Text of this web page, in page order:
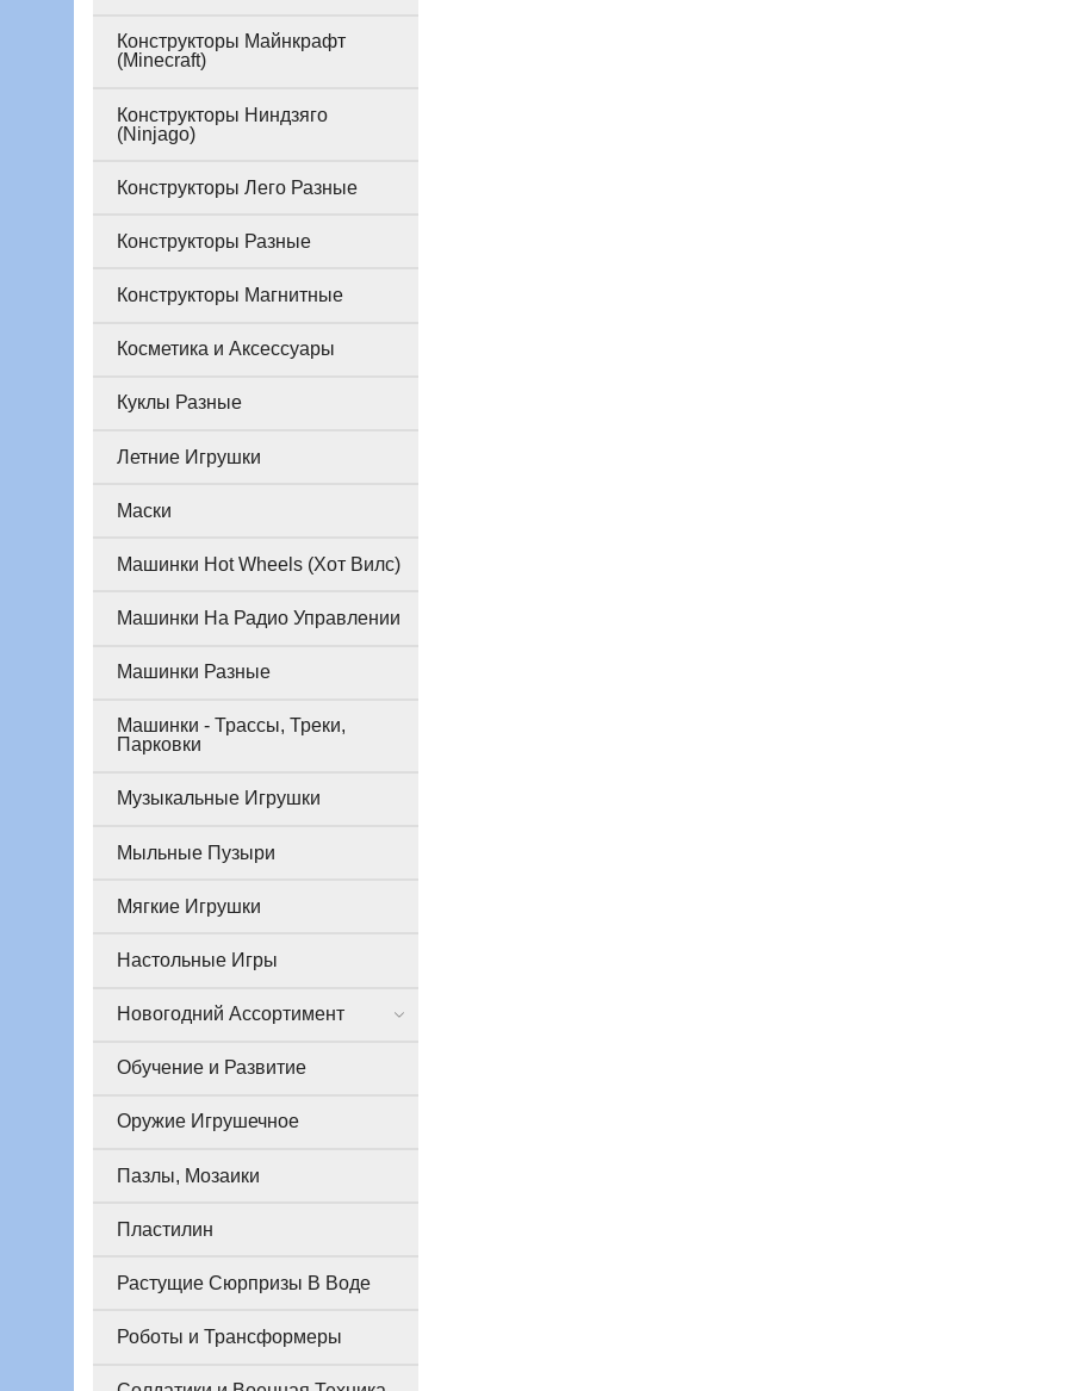
Конструкторы Майнкрафт
(Minecraft)
Конструкторы Ниндзяго
(Ninjago)
Конструкторы Лего Разные
Конструкторы Разные
Конструкторы Магнитные
Косметика и Аксессуары
Куклы Разные
Летние Игрушки
Маски
Машинки Hot Wheels (Хот Вилс)
Машинки На Радио Управлении
Машинки Разные
Машинки - Трассы, Треки,
Парковки
Музыкальные Игрушки
Мыльные Пузыри
Мягкие Игрушки
Настольные Игры
Новогодний Ассортимент
Обучение и Развитие
Оружие Игрушечное
Пазлы, Мозаики
Пластилин
Растущие Сюрпризы В Воде
Роботы и Трансформеры